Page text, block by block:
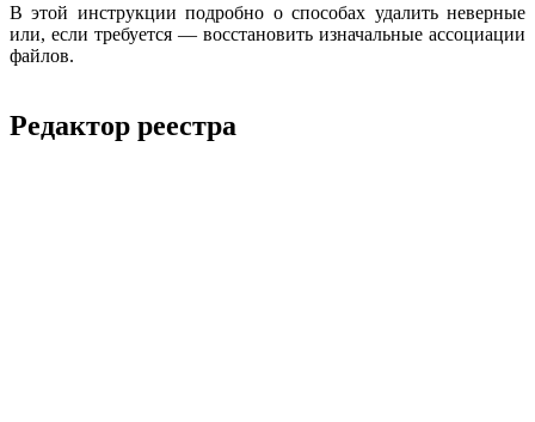
В этой инструкции подробно о способах удалить неверные
или, если требуется — восстановить изначальные ассоциации
файлов.
Редактор реестра